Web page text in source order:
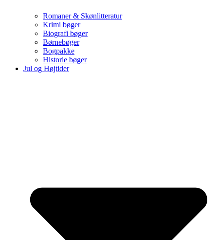
Romaner & Skønlitteratur
Krimi bøger
Biografi bøger
Børnebøger
Bogpakke
Historie bøger
Jul og Højtider